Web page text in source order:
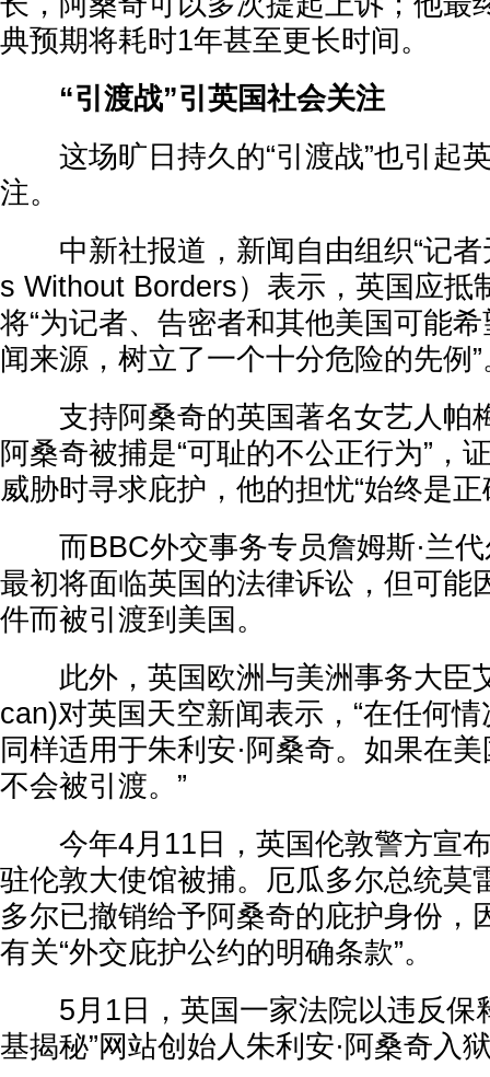
典预期将耗时1年甚至更长时间。
“引渡战”引英国社会关注
这场旷日持久的“引渡战”也引起
注。
中新社报道，新闻自由组织“记者
s Without Borders）表示，英国应抵
将“为记者、告密者和其他美国可能
闻来源，树立了一个十分危险的先例”
支持阿桑奇的英国著名女艺人帕
阿桑奇被捕是“可耻的不公正行为”，
威胁时寻求庇护，他的担忧“始终是正
而BBC外交事务专员詹姆斯·兰代
最初将面临英国的法律诉讼，但可能
件而被引渡到美国。
此外，英国欧洲与美洲事务大臣
can)对英国天空新闻表示，“在任何
同样适用于朱利安·阿桑奇。如果在
不会被引渡。”
今年4月11日，英国伦敦警方宣布
驻伦敦大使馆被捕。厄瓜多尔总统莫
多尔已撤销给予阿桑奇的庇护身份，
有关“外交庇护公约的明确条款”。
5月1日，英国一家法院以违反保
基揭秘”网站创始人朱利安·阿桑奇入